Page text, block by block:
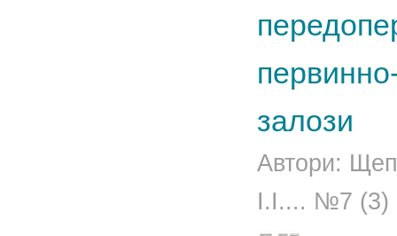
залози
Автори:
І.І.... №7 (3)